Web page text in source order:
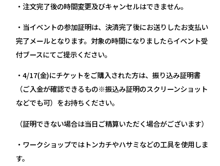
・注文完了後の時間変更及びキャンセルはできません。
・当イベントの参加証明は、決済完了後にお送りしたお支払い
完了メールとなります。対象の時間になりましたらイベント受
付ブースにてご提示ください。
・4/17(金)にチケットをご購入された方は、振り込み証明書
（ご入金が確認できるもの※振込み証明のスクリーンショット
などでも可）をお持ちください。
（証明できない場合は当日ご精算いただく場合がございます）
・ワークショップではトンカチやハサミなどの工具を使用しま
す。